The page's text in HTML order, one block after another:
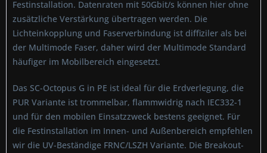
Festinstallation. Datenraten mit 50Gbit/s können hier ohne
zusätzliche Verstärkung übertragen werden. Die
Lichteinkopplung und Faserverbindung ist diffiziler als bei
der Multimode Faser, daher wird der Multimode Standard
häufiger im Mobilbereich eingesetzt.
Das SC-Octopus G in PE ist ideal für die Erdverlegung, die
PUR Variante ist trommelbar, flammwidrig nach IEC332-1
und für den mobilen Einsatzzweck bestens geeignet. Für
die Festinstallation im Innen- und Außenbereich empfehlen
wir die UV-Beständige FRNC/LSZH Variante. Die Breakout-